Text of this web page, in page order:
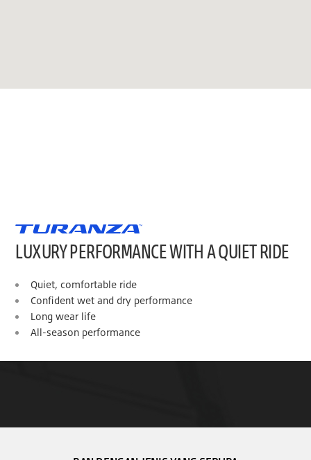
LUXURY PERFORMANCE WITH A QUIET RIDE
Quiet, comfortable ride
Confident wet and dry performance
Long wear life
All-season performance